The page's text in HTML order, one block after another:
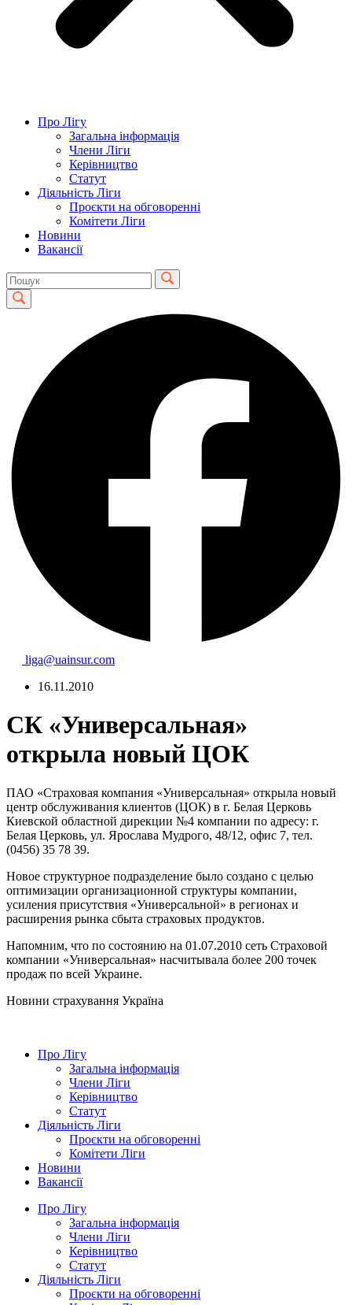
Про Лігу
Загальна інформація
Члени Ліги
Керівництво
Статут
Діяльність Ліги
Проєкти на обговоренні
Комітети Ліги
Новини
Вакансії
liga@uainsur.com
16.11.2010
СК «Универсальная»
открыла новый ЦОК
ПАО «Страховая компания «Универсальная» открыла новый
центр обслуживания клиентов (ЦОК) в г. Белая Церковь
Киевской областной дирекции №4 компании по адресу: г.
Белая Церковь, ул. Ярослава Мудрого, 48/12, офис 7, тел.
(0456) 35 78 39.
Новое структурное подразделение было создано с целью
оптимизации организационной структуры компании,
усиления присутствия «Универсальной» в регионах и
расширения рынка сбыта страховых продуктов.
Напомним, что по состоянию на 01.07.2010 сеть Страховой
компании «Универсальная» насчитывала более 200 точек
продаж по всей Украине.
Новини страхування Україна
Про Лігу
Загальна інформація
Члени Ліги
Керівництво
Статут
Діяльність Ліги
Проєкти на обговоренні
Комітети Ліги
Новини
Вакансії
Про Лігу
Загальна інформація
Члени Ліги
Керівництво
Статут
Діяльність Ліги
Проєкти на обговоренні